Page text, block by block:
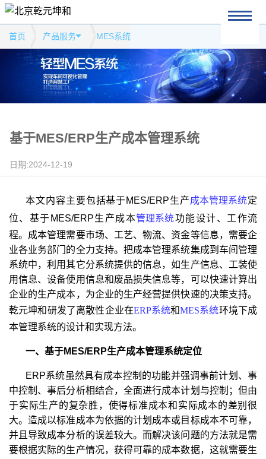
首页 产品服务 MES系统
基于MES/ERP生产成本管理系统
日期:2024-12-19
本文内容主要包括基于MES/ERP生产成本管理系统定
位、基于MES/ERP生产成本管理系统功能设计、工作流
程。成本管理需要市场、工艺、物流、资金等信息，需要企
业各业务部门的全力支持。把成本管理系统集成到车间管理
系统中，利用其它分系统提供的信息，如生产信息、工装使
用信息、设备使用信息和废品损失信息等，可以快速计算出
企业的生产成本，为企业的生产经营提供快速的决策支持。
乾元坤和研发了离散性企业在ERP系统和MES系统环境下成
本管理系统的设计和实现方法。
一、基于MES/ERP生产成本管理系统定位
ERP系统虽然具有成本控制的功能并强调事前计划、事
中控制、事后分析相结合，全面进行成本计划与控制；但由
于实际生产的复杂胜，使得标准成本和实际成本的差别很
大。造成以标准成本为依据的计划成本或目标成本不可靠，
并且导致成本分析的误差较大。而解决该问题的方法就是需
要根据实际的生产情况，获得可靠的成本数据，这就需要生